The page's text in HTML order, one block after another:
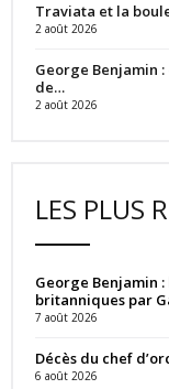
Traviata et la
2 août 2026
George Benjamin
de…
2 août 2026
LES PLUS
George Benjamin
britanniques par
7 août 2026
Décès du chef
6 août 2026